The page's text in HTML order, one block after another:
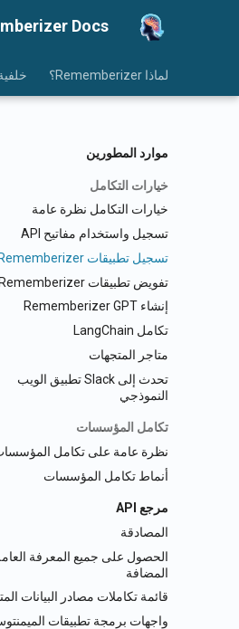
Docs
لماذا Rememberizer؟
موارد المطورين
خيارات التكامل
خيارات التكامل نظرة عامة
تسجيل واستخدام مفاتيح API
تسجيل تطبيقات Rememberizer
تفويض تطبيقات Rememberizer
إنشاء Rememberizer GPT
تكامل LangChain
متاجر المتجهات
تحدث إلى Slack تطبيق الويب
النموذجي
تكامل المؤسسات
نظرة عامة على تكامل
أنماط تكامل المؤسسات
مرجع API
المصادقة
الحصول على جميع المعرفة
المضافة
قائمة تكاملات مصادر البيانات
واجهات برمجة تطبيقات